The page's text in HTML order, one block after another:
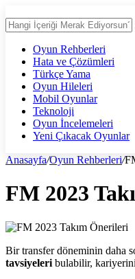
Oyun Rehberleri
Hata ve Çözümleri
Türkçe Yama
Oyun Hileleri
Mobil Oyunlar
Teknoloji
Oyun İncelemeleri
Yeni Çıkacak Oyunlar
Anasayfa/Oyun Rehberleri/
FM 2023
Bir transfer döneminin daha
tavsiyeleri bulabilir,